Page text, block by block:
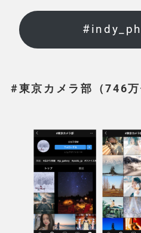
#東京カメラ部（746